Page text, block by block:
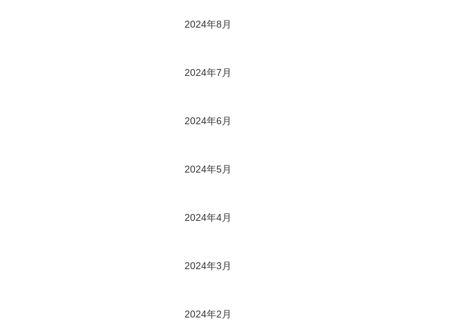
2024年8月
2024年7月
2024年6月
2024年5月
2024年4月
2024年3月
2024年2月